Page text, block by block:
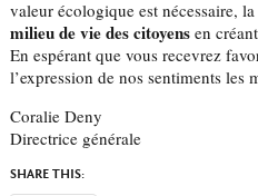
valeur écologique est nécessaire,
milieu de vie des citoyens en
En espérant que vous recevrez
l’expression de nos sentiments les
Coralie Deny
Directrice générale
SHARE THIS: